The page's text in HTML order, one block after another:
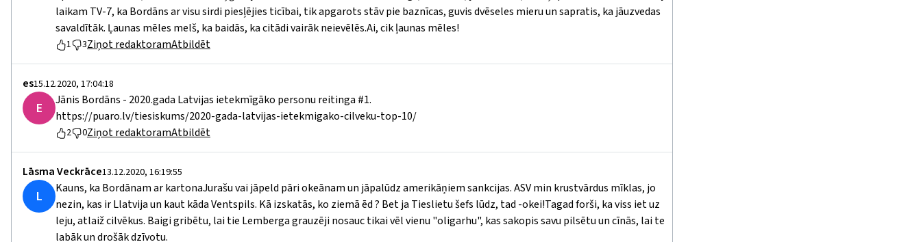
laikam TV-7, ka Bordāns ar visu sirdi piesļējies ticībai, tik apgarots stāv pie baznīcas, guvis dvēseles mieru un sapratis, ka jāuzvedas
savaldītāk. Ļaunas mēles melš, ka baidās, ka citādi vairāk neievēlēs.Ai, cik ļaunas mēles!
1 3Ziņot redaktoramAtbildēt
еs15.12.2020, 17:04:18
Е
Jānis Bordāns - 2020.gada Latvijas ietekmīgāko personu reitinga #1.
https://puaro.lv/tiesiskums/2020-gada-latvijas-ietekmigako-cilveku-top-10/
2 0Ziņot redaktoramAtbildēt
Lāsma Veckrāce13.12.2020, 16:19:55
L
Kauns, ka Bordānam ar kartonaJurašu vai jāpeld pāri okeānam un jāpalūdz amerikāņiem sankcijas. ASV min krustvārdus mīklas, jo
nezin, kas ir Llatvija un kaut kāda Ventspils. Kā izskatās, ko ziemā ēd ? Bet ja Tieslietu šefs lūdz, tad -okei!Tagad forši, ka viss iet uz
leju, atlaiž cilvēkus. Baigi gribētu, lai tie Lemberga grauzēji nosauc tikai vēl vienu "oligarhu", kas sakopis savu pilsētu un cīnās, lai te
labāk un drošāk dzīvotu.